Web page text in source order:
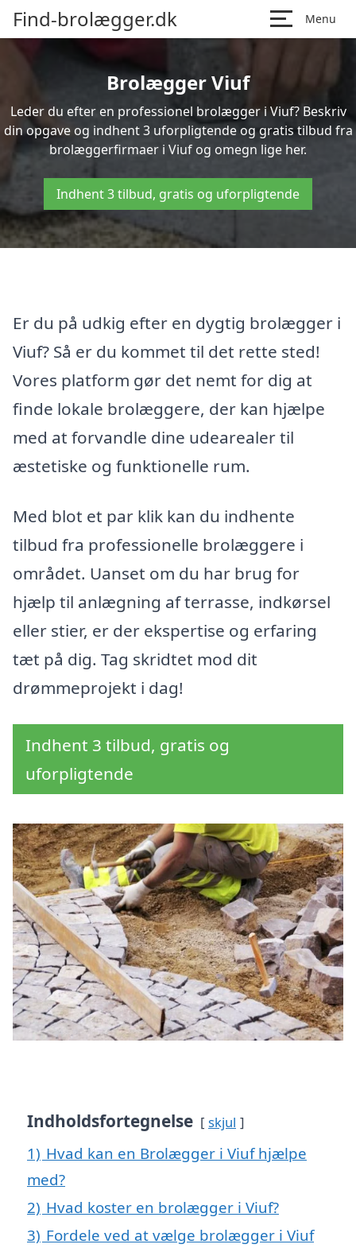
Find-brolægger.dk Menu
Brolægger Viuf
Leder du efter en professionel brolægger i Viuf? Beskriv
din opgave og indhent 3 uforpligtende og gratis tilbud fra
brolæggerfirmaer i Viuf og omegn lige her.
Indhent 3 tilbud, gratis og uforpligtende
Er du på udkig efter en dygtig brolægger i
Viuf? Så er du kommet til det rette sted!
Vores platform gør det nemt for dig at
finde lokale brolæggere, der kan hjælpe
med at forvandle dine udearealer til
æstetiske og funktionelle rum.
Med blot et par klik kan du indhente
tilbud fra professionelle brolæggere i
området. Uanset om du har brug for
hjælp til anlægning af terrasse, indkørsel
eller stier, er der ekspertise og erfaring
tæt på dig. Tag skridtet mod dit
drømmeprojekt i dag!
Indhent 3 tilbud, gratis og
uforpligtende
Indholdsfortegnelse skjul
1) Hvad kan en Brolægger i Viuf hjælpe
med?
2) Hvad koster en brolægger i Viuf?
3) Fordele ved at vælge brolægger i Viuf